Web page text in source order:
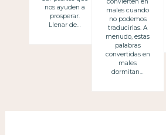
nos ayuden a
prosperar.
Llenar de…
convierten en
males cuando
no podemos
traducirlas. A
menudo, estas
palabras
convertidas en
males
dormitan…